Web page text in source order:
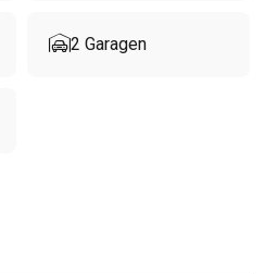
2 Garagen